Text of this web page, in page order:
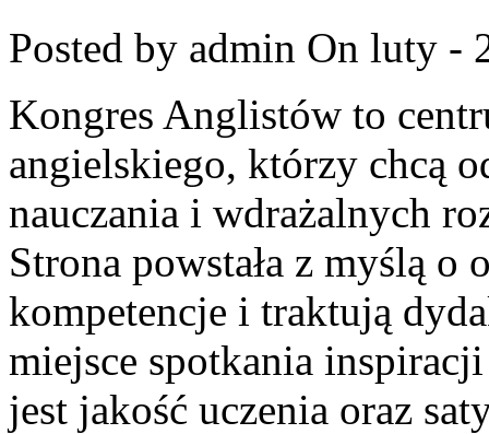
Posted by admin On luty -
Kongres Anglistów to
angielskiego, którzy chcą
nauczania i wdrażalnych
Strona powstała z myślą o
kompetencje i traktują
miejsce spotkania
jest jakość uczenia oraz